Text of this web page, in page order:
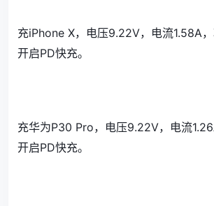
充iPhone X，电压9.22V，电流1.58A，
开启PD快充。
充华为P30 Pro，电压9.22V，电流
开启PD快充。